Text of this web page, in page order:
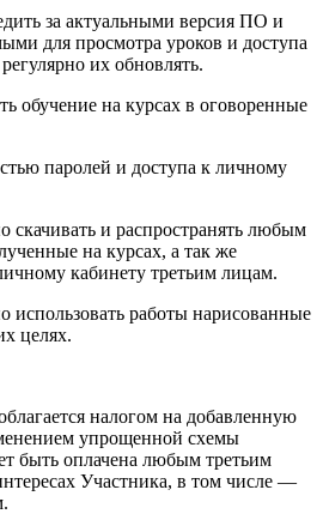
за актуальными версия ПО и
для просмотра уроков и доступа
их обновлять.
обучение на курсах в оговоренные
паролей и доступа к личному
скачивать и распространять любым
на курсах, а так же
кабинету третьим лицам.
использовать работы нарисованные
целях.
налогом на добавленную
упрощенной схемы
быть оплачена любым третьим
Участника, в том числе —